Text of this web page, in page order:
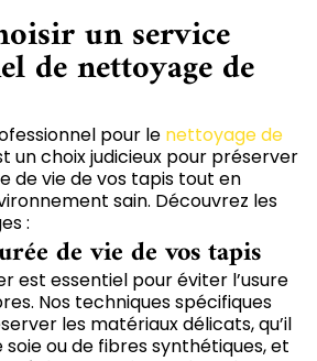
un service
de nettoyage de
pour le nettoyage de
un choix judicieux pour préserver
de vie de vos tapis tout en
sain. Découvrez les
:
de vie de vos tapis
est essentiel pour éviter l’usure
Nos techniques spécifiques
les matériaux délicats, qu’il
soie ou de fibres synthétiques, et